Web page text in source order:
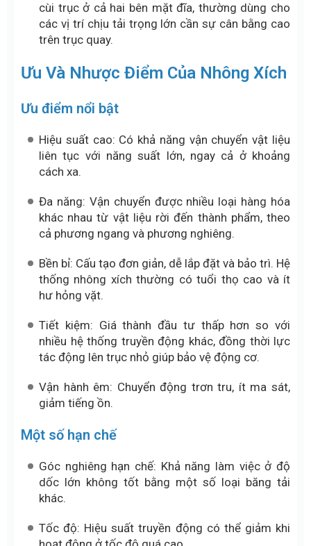
cùi trục ở cả hai bên mặt đĩa, thường dùng cho
các vị trí chịu tải trọng lớn cần sự cân bằng cao
trên trục quay.
Ưu Và Nhược Điểm Của Nhông Xích
Ưu điểm nổi bật
Hiệu suất cao: Có khả năng vận chuyển vật liệu
liên tục với năng suất lớn, ngay cả ở khoảng
cách xa.
Đa năng: Vận chuyển được nhiều loại hàng hóa
khác nhau từ vật liệu rời đến thành phẩm, theo
cả phương ngang và phương nghiêng.
Bền bỉ: Cấu tạo đơn giản, dễ lắp đặt và bảo trì. Hệ
thống nhông xích thường có tuổi thọ cao và ít
hư hỏng vặt.
Tiết kiệm: Giá thành đầu tư thấp hơn so với
nhiều hệ thống truyền động khác, đồng thời lực
tác động lên trục nhỏ giúp bảo vệ động cơ.
Vận hành êm: Chuyển động trơn tru, ít ma sát,
giảm tiếng ồn.
Một số hạn chế
Góc nghiêng hạn chế: Khả năng làm việc ở độ
dốc lớn không tốt bằng một số loại băng tải
khác.
Tốc độ: Hiệu suất truyền động có thể giảm khi